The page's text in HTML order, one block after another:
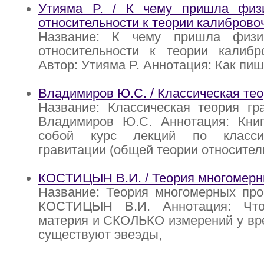
Утияма P. / К чему пришла
относительности к теории
Название: К чему пришла
относительности к теории
Автор: Утияма P. Аннотация: Как
Владимиров Ю.С. / Классическая
Название: Классическая теория
Владимиров Ю.С. Аннотация:
собой курс лекций по
гравитации (общей теории
КOCТИЦЫН В.И. / Теория
Название: Теория многoмерных
КOCТИЦЫН В.И. Аннотация:
материя и СКОЛЬКО измерений у
существуют эвеэды,